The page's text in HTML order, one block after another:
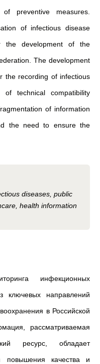
preventive measures.
of infectious disease
the development of the
The development
the recording of infectious
technical compatibility
of information
the need to ensure the
diseases, public
health information
инфекционных
ключевых направлений
в Российской
рассматриваемая
ресурс, обладает
повышения качества и